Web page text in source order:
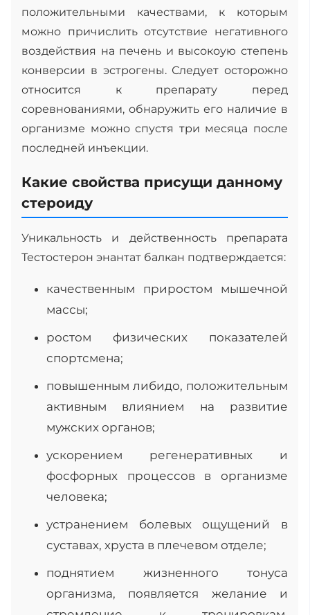
положительными качествами, к которым
можно причислить отсутствие негативного
воздействия на печень и высокоую степень
конверсии в эстрогены. Следует осторожно
относится к препарату перед
соревнованиями, обнаружить его наличие в
организме можно спустя три месяца после
последней инъекции.
Какие свойства присущи данному
стероиду
Уникальность и действенность препарата
Тестостерон энантат балкан подтверждается:
качественным приростом мышечной
массы;
ростом физических показателей
спортсмена;
повышенным либидо, положительным
активным влиянием на развитие
мужских органов;
ускорением регенеративных и
фосфорных процессов в организме
человека;
устранением болевых ощущений в
суставах, хруста в плечевом отделе;
поднятием жизненного тонуса
организма, появляется желание и